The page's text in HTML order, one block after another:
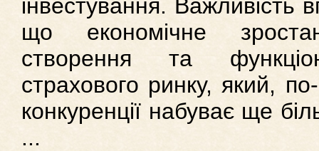
інвестування. Важливість
що економічне
створення та
страхового ринку, який,
конкуренції набуває ще
...